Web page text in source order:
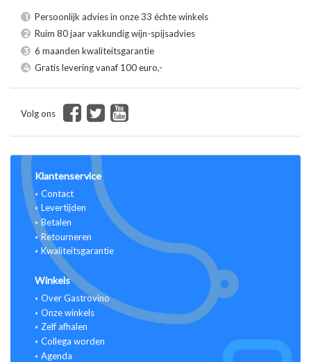
1 Persoonlijk advies in onze 33 échte winkels
2 Ruim 80 jaar vakkundig wijn-spijsadvies
3 6 maanden kwaliteitsgarantie
4 Gratis levering vanaf 100 euro,-
Volg ons
Klantenservice
Contact
Levertijden
Betalen
Retourneren
Kwaliteitsgarantie
Winkels
Over Gastrovino
Onze winkels
Zelf afhalen
Collega worden
Agenda